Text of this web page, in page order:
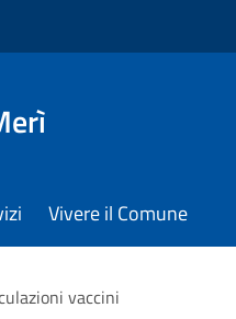
Vivere il Comune
vaccini